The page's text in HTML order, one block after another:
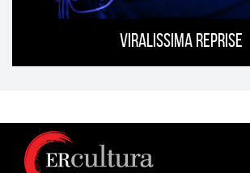
Viralissima Reprise